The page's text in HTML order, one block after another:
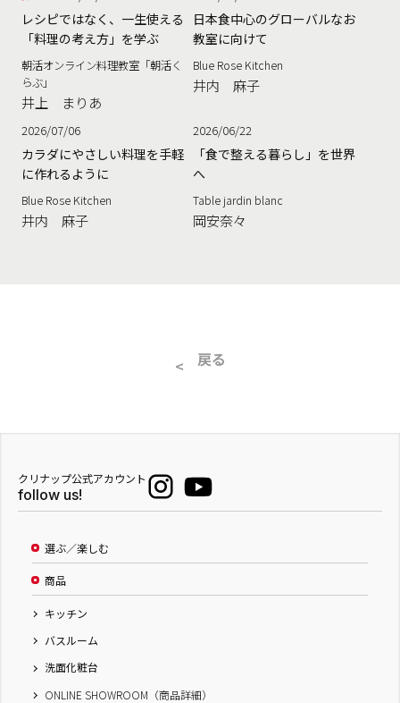
レシピではなく、一生使える
「料理の考え方」を学ぶ
朝活オンライン料理教室「朝活く
らぶ」
井上 まりあ
日本食中心のグローバルなお
教室に向けて
Blue Rose Kitchen
井内 麻子
2026/07/06
カラダにやさしい料理を手軽
に作れるように
Blue Rose Kitchen
井内 麻子
2026/06/22
「食で整える暮らし」を世界
へ
Table jardin blanc
岡安奈々
戻る
クリナップ公式アカウント
follow us!
選ぶ／楽しむ
商品
キッチン
バスルーム
洗面化粧台
ONLINE SHOWROOM（商品詳細）